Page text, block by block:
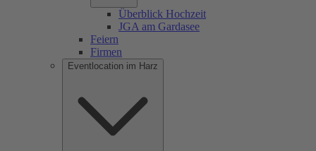
Überblick Hochzeit
JGA am Gardasee
Feiern
Firmen
Eventlocation im Harz